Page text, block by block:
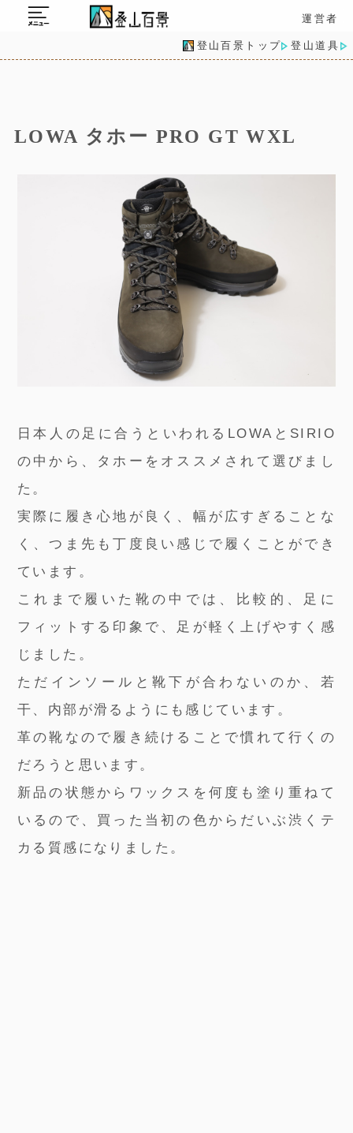
運営者
登山百景トップ 登山道具
LOWA タホー PRO GT WXL
日本人の足に合うといわれるLOWAとSIRIO
の中から、タホーをオススメされて選びまし
た。
実際に履き心地が良く、幅が広すぎることな
く、つま先も丁度良い感じで履くことができ
ています。
これまで履いた靴の中では、比較的、足に
フィットする印象で、足が軽く上げやすく感
じました。
ただインソールと靴下が合わないのか、若
干、内部が滑るようにも感じています。
革の靴なので履き続けることで慣れて行くの
だろうと思います。
新品の状態からワックスを何度も塗り重ねて
いるので、買った当初の色からだいぶ渋くテ
カる質感になりました。